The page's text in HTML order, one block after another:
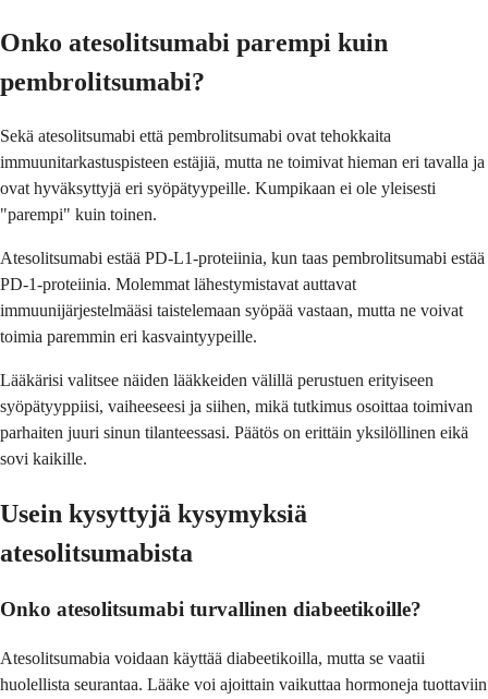
Onko atesolitsumabi parempi kuin
pembrolitsumabi?
Sekä atesolitsumabi että pembrolitsumabi ovat tehokkaita
immuunitarkastuspisteen estäjiä, mutta ne toimivat hieman eri tavalla ja
ovat hyväksyttyjä eri syöpätyypeille. Kumpikaan ei ole yleisesti
"parempi" kuin toinen.
Atesolitsumabi estää PD-L1-proteiinia, kun taas pembrolitsumabi estää
PD-1-proteiinia. Molemmat lähestymistavat auttavat
immuunijärjestelmääsi taistelemaan syöpää vastaan, mutta ne voivat
toimia paremmin eri kasvaintyypeille.
Lääkärisi valitsee näiden lääkkeiden välillä perustuen erityiseen
syöpätyyppiisi, vaiheeseesi ja siihen, mikä tutkimus osoittaa toimivan
parhaiten juuri sinun tilanteessasi. Päätös on erittäin yksilöllinen eikä
sovi kaikille.
Usein kysyttyjä kysymyksiä
atesolitsumabista
Onko atesolitsumabi turvallinen diabeetikoille?
Atesolitsumabia voidaan käyttää diabeetikoilla, mutta se vaatii
huolellista seurantaa. Lääke voi ajoittain vaikuttaa hormoneja tuottaviin